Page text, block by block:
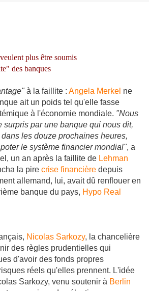
plus être soumis
des banques
à la faillite : Angela Merkel ne
ait un poids tel qu'elle fasse
à l'économie mondiale. "Nous
surpris par une banque qui nous dit,
les douze prochaines heures,
le système financier mondial", a
un an après la faillite de Lehman
la pire crise financière depuis
allemand, lui, avait dû renflouer en
banque du pays, Hypo Real
Nicolas Sarkozy, la chancelière
des règles prudentielles qui
d'avoir des fonds propres
réels qu'elles prennent. L'idée
Sarkozy, venu soutenir à Berlin